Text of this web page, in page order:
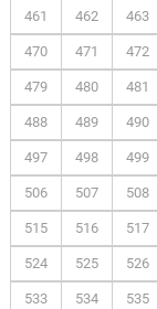
461 462 463
470 471 472
479 480 481
488 489 490
497 498 499
506 507 508
515 516 517
524 525 526
533 534 535